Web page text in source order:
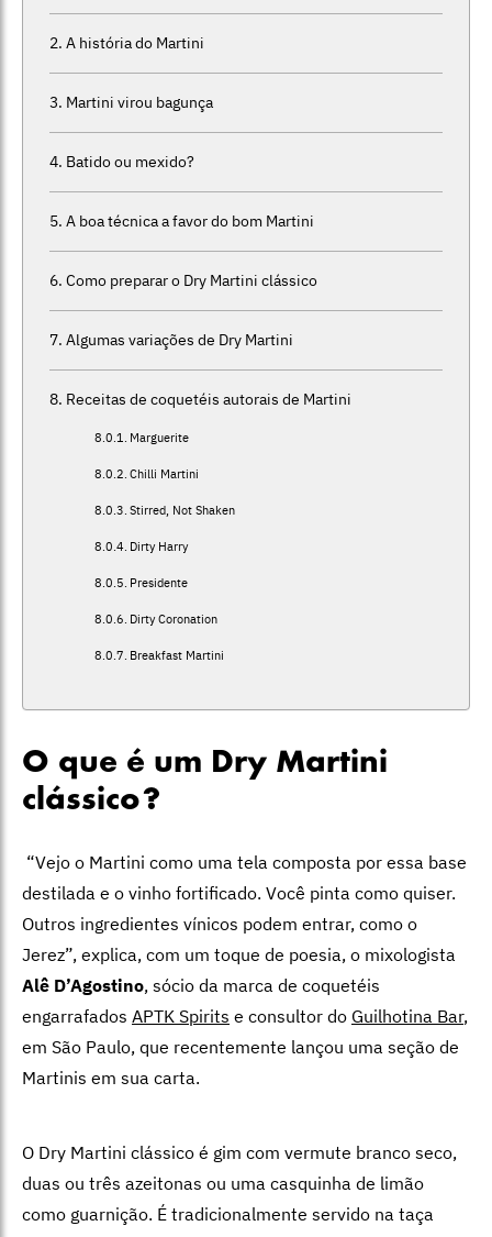
A história do Martini
Martini virou bagunça
Batido ou mexido?
A boa técnica a favor do bom Martini
Como preparar o Dry Martini clássico
Algumas variações de Dry Martini
Receitas de coquetéis autorais de Martini
Marguerite
Chilli Martini
Stirred, Not Shaken
Dirty Harry
Presidente
Dirty Coronation
Breakfast Martini
O que é um Dry Martini
clássico?
“Vejo o Martini como uma tela composta por essa base
destilada e o vinho fortificado. Você pinta como quiser.
Outros ingredientes vínicos podem entrar, como o
Jerez”, explica, com um toque de poesia, o mixologista
Alê D’Agostino, sócio da marca de coquetéis
engarrafados APTK Spirits e consultor do Guilhotina Bar,
em São Paulo, que recentemente lançou uma seção de
Martinis em sua carta.
O Dry Martini clássico é gim com vermute branco seco,
duas ou três azeitonas ou uma casquinha de limão
como guarnição. É tradicionalmente servido na taça